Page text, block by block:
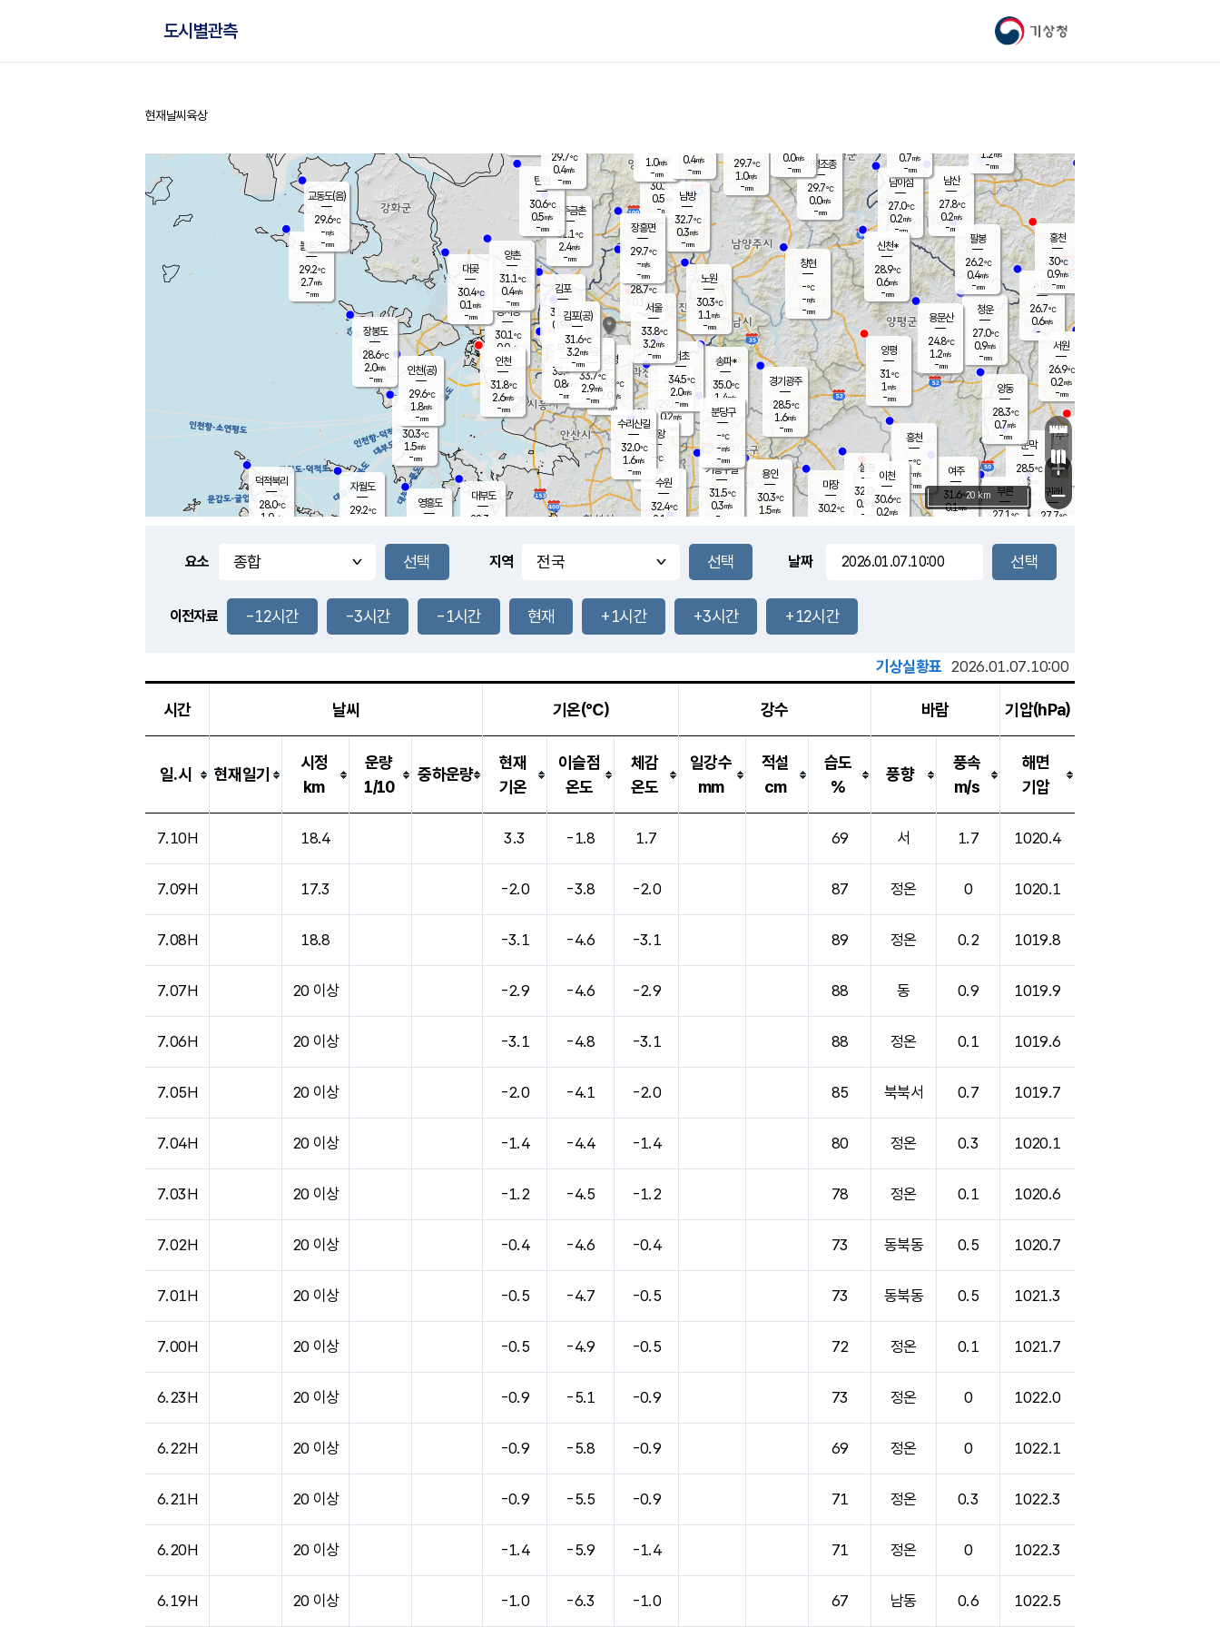
기상청
도시별관측
홈
현재날씨 육상
풍도
2.7m/s
문막
28.5℃
0.6m/s
mm
남이섬
27.0℃
0.2m/s
-mm
무의도
30.3℃
1.5m/s
-mm
영흥도
볼음도
29.2℃
2.7m/s
-mm
자월도
29.2℃
양주
30.1℃
0.5
-mm
부론
27.1 ℃
과천
29.8℃
0.2m/s
- mm
남산
27.8℃
0.2m/s
-mm
장봉도
28.6℃
2.0m/s
-mm
-mm
청운
27.0℃
0.9m/s
-mm
팔봉
26.2℃
0.4m/s
-mm
-mm
용인
30.3℃
1.5m/s
여주
31.6℃
0.1m/s
양동
28.3℃
0.7m/s
-mm
경기광주
28.5℃
1.6m/s
-mm
장호원
0.7m/s
-mm
29.4
℃
대부도
28.3
-
경서동
30.1℃
0.0m/s
-mm
파주금촌
31.1℃
2.4m/s
-mm
가평조종
29.7℃
0.0m/s
-mm
29.7℃
1.0m/s
-mm
대곶
30.4℃
0.1 m/s
-mm
신천*
28.9℃
0.6m/s
-mm
창현
-℃
-m/s
-mm
탄현
30.6℃
0.5m/s
-mm
0.0m/s
-mm
33.8℃
1.0m/s
-mm
흥천
-℃
-m/s
-mm
마장
30.2℃
의왕
- ℃
m/s
mm
김포
31.4℃
0.9 m/s
mm
설봉
32.0
0.9 m/s
- mm
광명
33.8 ℃
2.0 m/s
-mm
부천
33.4℃
0.8m/s
-mm
-mm
양촌
31.1℃
0.4m/s
-mm
구로
33.7℃
2.9m/s
-mm
은평
28.7℃
0.1 m/s
- mm
노원
30.3℃
1.1 m/s
-mm
송파*
35.0℃
1.4m/s
-mm
서초
34.5℃
2.0m/s
-mm
남방
32.7℃
0.3m/s
-mm
기흥구갈
31.5℃
0.3m/s
-
수리산길
32.0℃
1.6m/s
-mm
분당구
-℃
-m/s
-mm
장흥면
29.7℃
-m/s
-mm
1.0m/s
-mm
시동
26.7℃
0.6m/s
- mm
귀래
27.7℃
서원
26.9℃
0.2m/s
-mm
용문산
24.8℃
1.2m/s
-mm
덕적북리
28.0℃
1.0m/s
인천(공)
29.6℃
1.8m/s
-mm
김포(공)
31.6℃
3.2m/s
-mm
교동도(음)
29.6℃
-m/s
-mm
홍천
30℃
0.9m/s
-mm
이천
30.6℃
0.2m/s
양평
31℃
1 m/s
-mm
수원
32.4℃
2.1 m/s
인천
31.8℃
2.6m/s
-mm
서울
33.8℃
3.2m/s
-mm
1.2m/s
-mm
29.7℃
0.4m/s
-mm
0.4m/s
-mm
+
−
20 km
요소 지역 날짜
이전자료 -12시간 -3시간 -1시간 현재 +1시간 +3시간 +12시간
기상실황표 2026.01.07.10:00
시간 날씨 기온(℃) 강수 바람 기압(hPa)
일.시 현재일기
시정
km
운량
1/10
중하운량
현재
기온
이슬점
온도
체감
온도
일강수
mm
적설
cm
습도
%
풍향
풍속
m/s
해면
기압
7.10H 18.4 3.3 -1.8 1.7 69 서 1.7 1020.4
7.09H 17.3 -2.0 -3.8 -2.0 87 정온 0 1020.1
7.08H 18.8 -3.1 -4.6 -3.1 89 정온 0.2 1019.8
7.07H 20 이상 -2.9 -4.6 -2.9 88 동 0.9 1019.9
7.06H 20 이상 -3.1 -4.8 -3.1 88 정온 0.1 1019.6
7.05H 20 이상 -2.0 -4.1 -2.0 85 북북서 0.7 1019.7
7.04H 20 이상 -1.4 -4.4 -1.4 80 정온 0.3 1020.1
7.03H 20 이상 -1.2 -4.5 -1.2 78 정온 0.1 1020.6
7.02H 20 이상 -0.4 -4.6 -0.4 73 동북동 0.5 1020.7
7.01H 20 이상 -0.5 -4.7 -0.5 73 동북동 0.5 1021.3
7.00H 20 이상 -0.5 -4.9 -0.5 72 정온 0.1 1021.7
6.23H 20 이상 -0.9 -5.1 -0.9 73 정온 0 1022.0
6.22H 20 이상 -0.9 -5.8 -0.9 69 정온 0 1022.1
6.21H 20 이상 -0.9 -5.5 -0.9 71 정온 0.3 1022.3
6.20H 20 이상 -1.4 -5.9 -1.4 71 정온 0 1022.3
6.19H 20 이상 -1.0 -6.3 -1.0 67 남동 0.6 1022.5